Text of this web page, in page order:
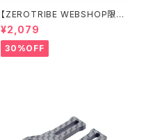
【ZEROTRIBE WEBSHOP限
定価格】RCM-X4-FSM-F G
eoCarbon フローティングフロ
ントサーボマウント XRAY X4用
¥2,079
30%OFF